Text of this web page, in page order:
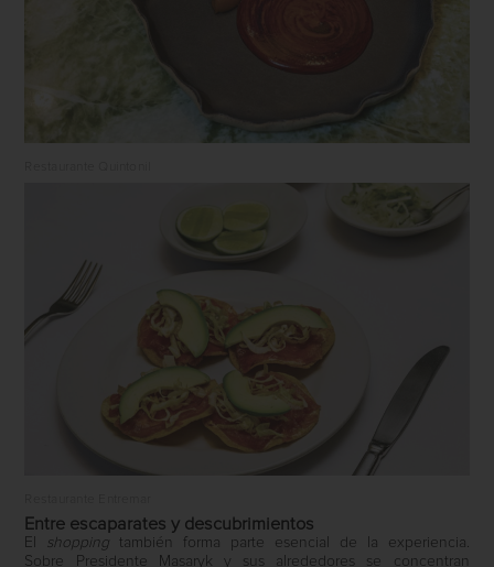
Entre escaparates y descubrimientos
El shopping también forma parte esencial de la experiencia.
Sobre Presidente Masaryk y sus alrededores se concentran